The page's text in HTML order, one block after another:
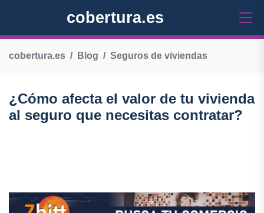
cobertura.es
cobertura.es Blog Seguros de viviendas
¿Cómo afecta el valor de tu vivienda
al seguro que necesitas contratar?